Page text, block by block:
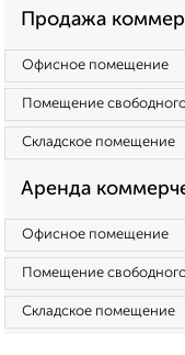
Продажа
Офисное помещение
Помещение
Складское помещение
Аренда
Офисное помещение
Помещение
Складское помещение